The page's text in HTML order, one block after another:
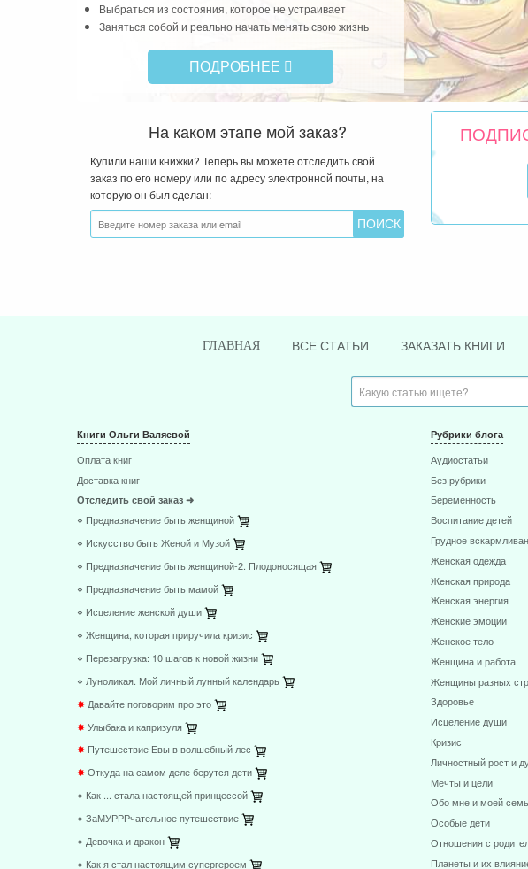
Выбраться из состояния, которое не устраивает
Заняться собой и реально начать менять свою жизнь
ПОДРОБНЕЕ
На каком этапе мой заказ?
Купили наши книжки? Теперь вы можете отследить свой
заказ по его номеру или по адресу электронной почты, на
которую он был сделан:
ГЛАВНАЯ ВСЕ СТАТЬИ ЗАКАЗАТЬ КНИГИ
Книги Ольги Валяевой
Оплата книг
Доставка книг
Отследить свой заказ ➜
⋄ Предназначение быть женщиной
⋄ Искусство быть Женой и Музой
⋄ Предназначение быть женщиной-2. Плодоносящая
⋄ Предназначение быть мамой
⋄ Исцеление женской души
⋄ Женщина, которая приручила кризис
⋄ Перезагрузка: 10 шагов к новой жизни
⋄ Луноликая. Мой личный лунный календарь
✸ Давайте поговорим про это
✸Улыбака и капризуля
✸ Путешествие Евы в волшебный лес
✸Откуда на самом деле берутся дети
⋄ Как ... стала настоящей принцессой
⋄ ЗаМУРРРчательное путешествие
⋄ Девочка и дракон
⋄ Как я стал настоящим супергероем
Рубрики блога
Аудиостатьи
Без рубрики
Беременность
Воспитание детей
Грудное
Женская одежда
Женская природа
Женская энергия
Женские эмоции
Женское тело
Женщина и работа
Женщины разных
Здоровье
Исцеление души
Кризис
Личностный рост и
Мечты и цели
Обо мне и моей
Особые дети
Отношения с
Планеты и их